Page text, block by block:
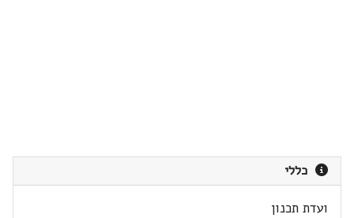
כללי
ועדת תכנון